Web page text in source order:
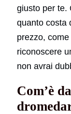
giusto per te.
quanto costa
prezzo,
riconoscere
non avrai
Com’è